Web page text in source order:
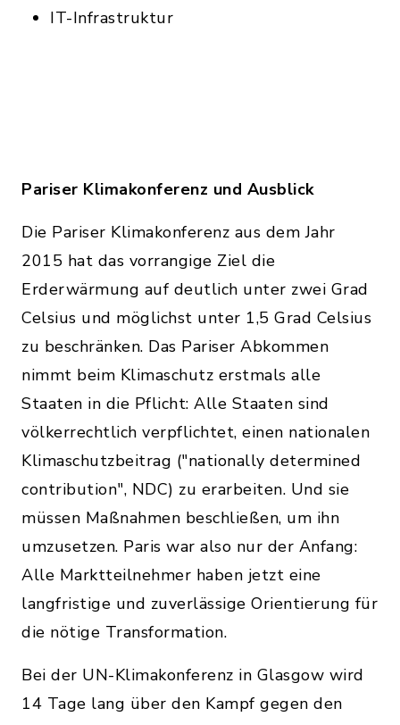
IT-Infrastruktur
Pariser Klimakonferenz und Ausblick
Die Pariser Klimakonferenz aus dem Jahr
2015 hat das vorrangige Ziel die
Erderwärmung auf deutlich unter zwei Grad
Celsius und möglichst unter 1,5 Grad Celsius
zu beschränken. Das Pariser Abkommen
nimmt beim Klimaschutz erstmals alle
Staaten in die Pflicht: Alle Staaten sind
völkerrechtlich verpflichtet, einen nationalen
Klimaschutzbeitrag ("nationally determined
contribution", NDC) zu erarbeiten. Und sie
müssen Maßnahmen beschließen, um ihn
umzusetzen. Paris war also nur der Anfang:
Alle Marktteilnehmer haben jetzt eine
langfristige und zuverlässige Orientierung für
die nötige Transformation.
Bei der UN-Klimakonferenz in Glasgow wird
14 Tage lang über den Kampf gegen den